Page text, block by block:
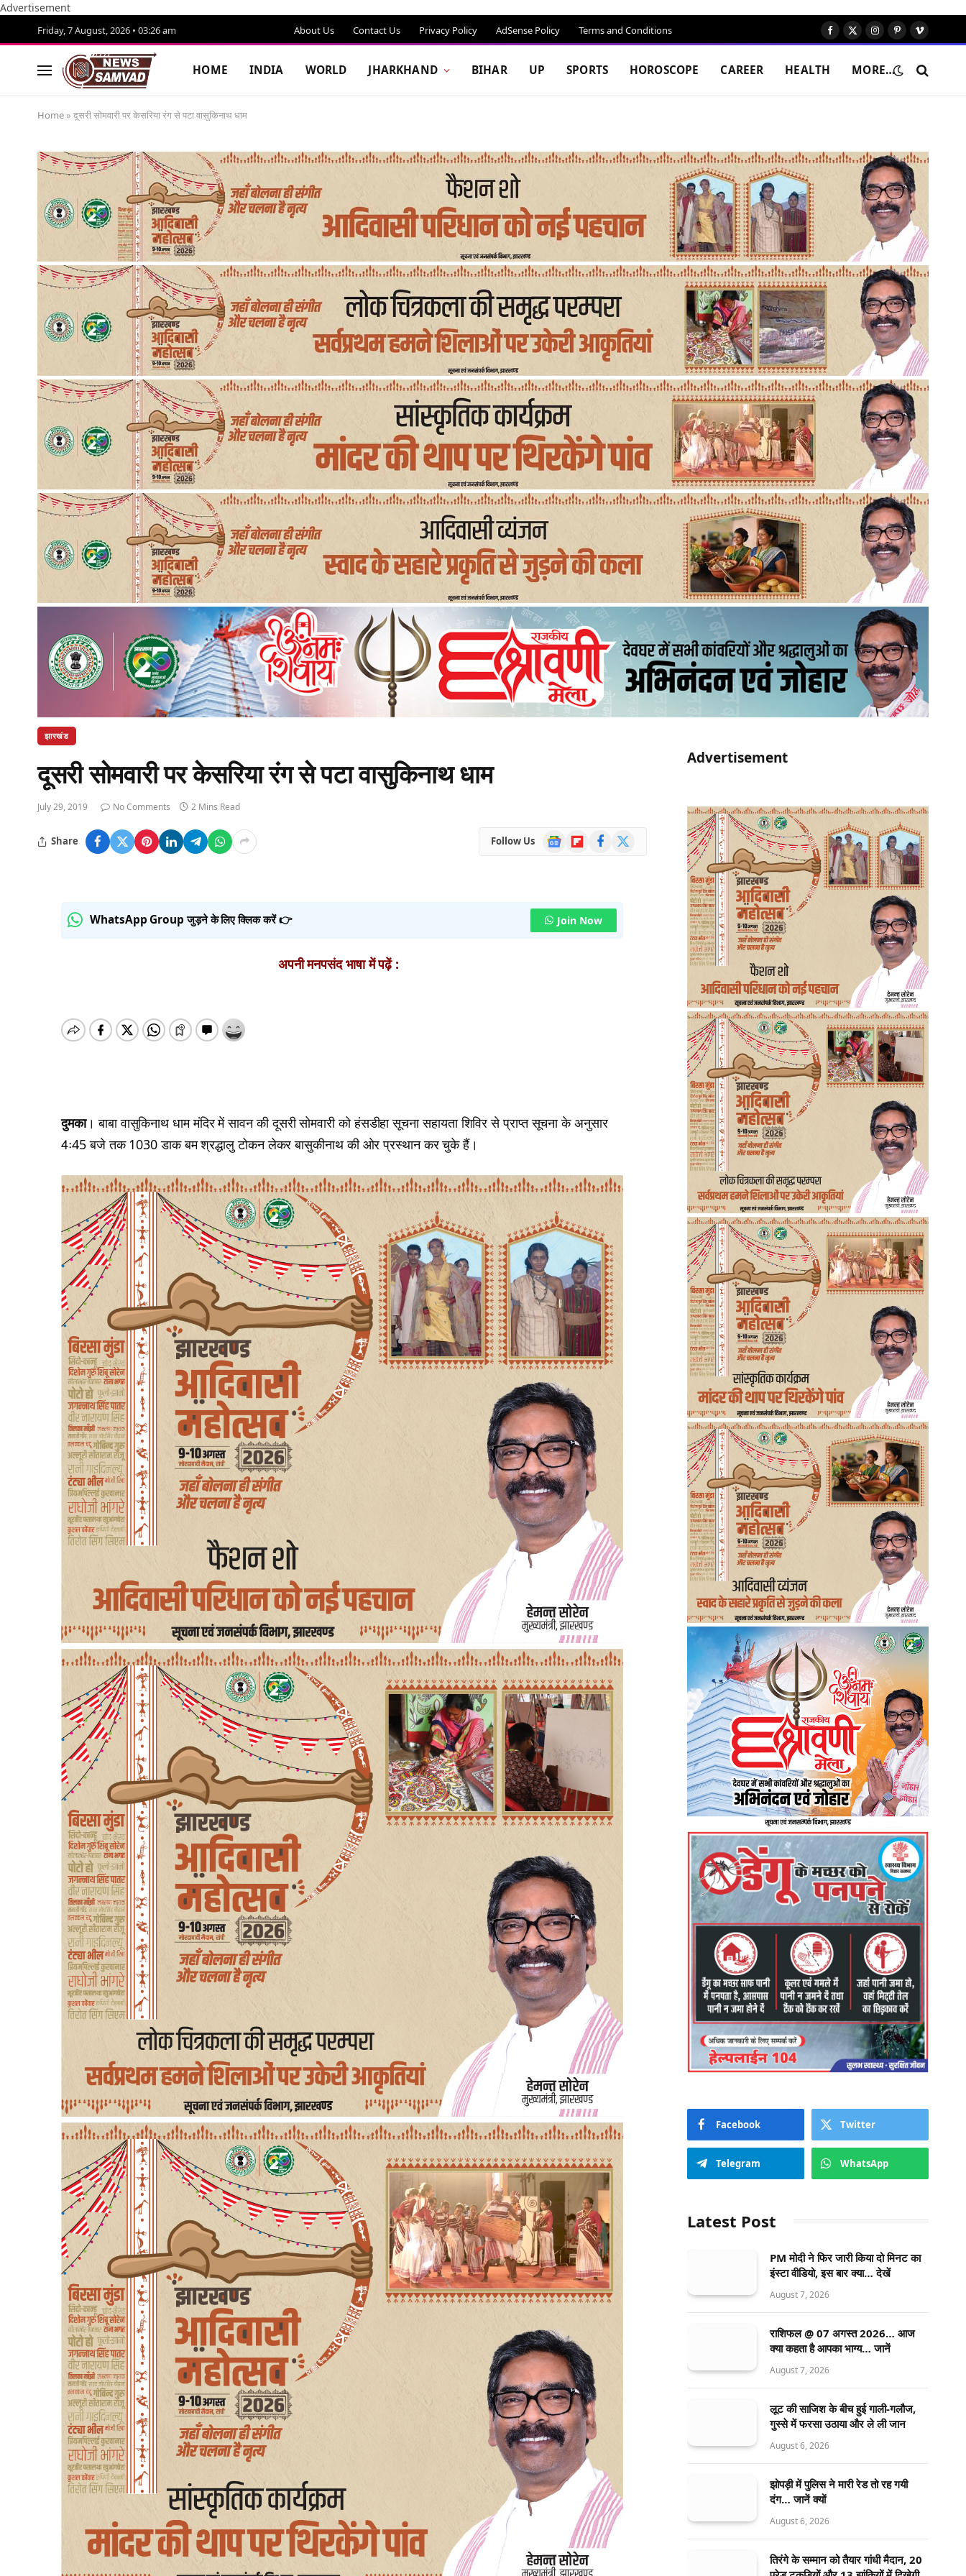
Advertisement
Friday, 7 August, 2026 • 03:26 am About Us Contact Us Privacy Policy AdSense Policy Terms and Conditions Facebook
X
Instagram
Pinterest
Vimeo
HOME INDIA WORLD JHARKHAND BIHAR UP SPORTS HOROSCOPE CAREER HEALTH MORE…
Home » दूसरी सोमवारी पर केसरिया रंग से पटा वासुकिनाथ धाम
झारखंड
दूसरी सोमवारी पर केसरिया रंग से पटा वासुकिनाथ धाम
July 29, 2019 No Comments 2 Mins Read
Share Follow Us
Google
News
FlipboardFacebook
WhatsApp Group जुड़ने के लिए क्लिक करें 👉 Join Now
अपनी मनपसंद भाषा में पढ़ें :
दुमका। बाबा वासुकिनाथ धाम मंदिर में सावन की दूसरी सोमवारी को हंसडीहा सूचना सहायता शिविर से प्राप्त सूचना के अनुसार
4ः45 बजे तक 1030 डाक बम श्रद्धालु टोकन लेकर बासुकीनाथ की ओर प्रस्थान कर चुके हैं।
Advertisement
Facebook Twitter
Telegram WhatsApp
Latest Post
PM मोदी ने फिर जारी किया दो मिनट का
इंस्टा वीडियो, इस बार क्या… देखें
August 7, 2026
राशिफल @ 07 अगस्त 2026… आज
क्या कहता है आपका भाग्य… जानें
August 7, 2026
लूट की साजिश के बीच हुई गाली-गलौज,
गुस्से में फरसा उठाया और ले ली जान
August 6, 2026
झोपड़ी में पुलिस ने मारी रेड तो रह गयी
दंग… जानें क्यों
August 6, 2026
तिरंगे के सम्मान को तैयार गांधी मैदान, 20